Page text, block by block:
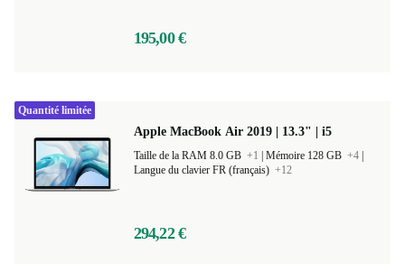
195,00 €
Apple MacBook Air 2019 | 13.3" | i5
Taille de la RAM 8.0 GB +1 Mémoire 128 GB +4
Langue du clavier FR (français) +12
294,22 €
Quantité limitée